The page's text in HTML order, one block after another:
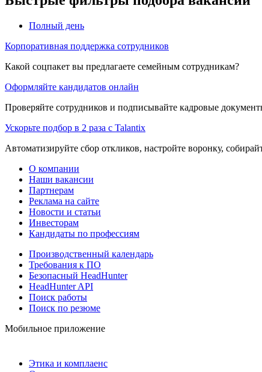
Полный день
Корпоративная поддержка сотрудников
Какой соцпакет вы предлагаете семейным сотрудникам?
Оформляйте кандидатов онлайн
Проверяйте сотрудников и подписывайте кадровые
Ускорьте подбор в 2 раза с Talantix
Автоматизируйте сбор откликов, настройте воронку,
О компании
Наши вакансии
Партнерам
Реклама на сайте
Новости и статьи
Инвесторам
Кандидаты по профессиям
Производственный календарь
Требования к ПО
Безопасный HeadHunter
HeadHunter API
Поиск работы
Поиск по резюме
Мобильное приложение
Этика и комплаенс